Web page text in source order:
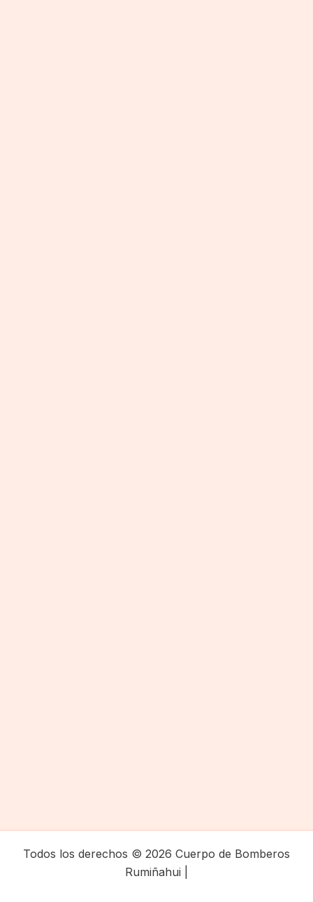
Todos los derechos © 2026 Cuerpo de Bomberos
Rumiñahui |